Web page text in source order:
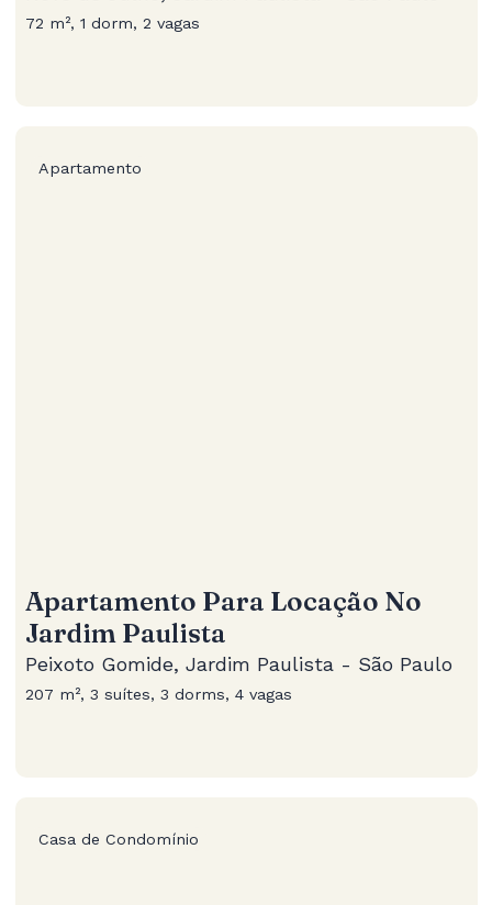
72 m², 1 dorm, 2 vagas
Apartamento
Apartamento Para Locação No
Jardim Paulista
Peixoto Gomide, Jardim Paulista - São Paulo
207 m², 3 suítes, 3 dorms, 4 vagas
Casa de Condomínio